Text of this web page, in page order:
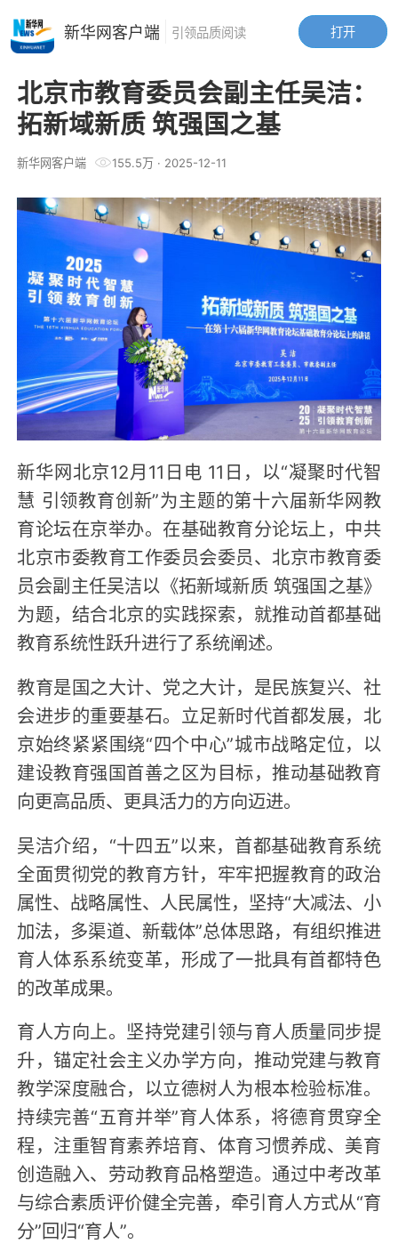
北京市教育委员会副主任吴洁：
拓新域新质 筑强国之基
新华网客户端 155.5万· 2025-12-11
新华网北京12月11日电 11日，以“凝聚时代智
慧 引领教育创新”为主题的第十六届新华网教
育论坛在京举办。在基础教育分论坛上，中共
北京市委教育工作委员会委员、北京市教育委
员会副主任吴洁以《拓新域新质 筑强国之基》
为题，结合北京的实践探索，就推动首都基础
教育系统性跃升进行了系统阐述。
教育是国之大计、党之大计，是民族复兴、社
会进步的重要基石。立足新时代首都发展，北
京始终紧紧围绕“四个中心”城市战略定位，以
建设教育强国首善之区为目标，推动基础教育
向更高品质、更具活力的方向迈进。
吴洁介绍，“十四五”以来，首都基础教育系统
全面贯彻党的教育方针，牢牢把握教育的政治
属性、战略属性、人民属性，坚持“大减法、小
加法，多渠道、新载体”总体思路，有组织推进
育人体系系统变革，形成了一批具有首都特色
的改革成果。
育人方向上。坚持党建引领与育人质量同步提
升，锚定社会主义办学方向，推动党建与教育
教学深度融合，以立德树人为根本检验标准。
持续完善“五育并举”育人体系，将德育贯穿全
程，注重智育素养培育、体育习惯养成、美育
创造融入、劳动教育品格塑造。通过中考改革
与综合素质评价健全完善，牵引育人方式从“育
分”回归“育人”。
打开
新华网客户端 引领品质阅读